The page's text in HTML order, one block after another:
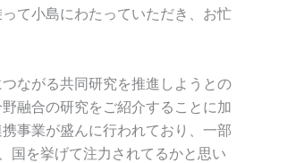
て小島にわたっていただき、お忙
ながる共同研究を推進しようとの
融合の研究をご紹介することに加
事業が盛んに行われており、一部
国を挙げて注力されてるかと思い